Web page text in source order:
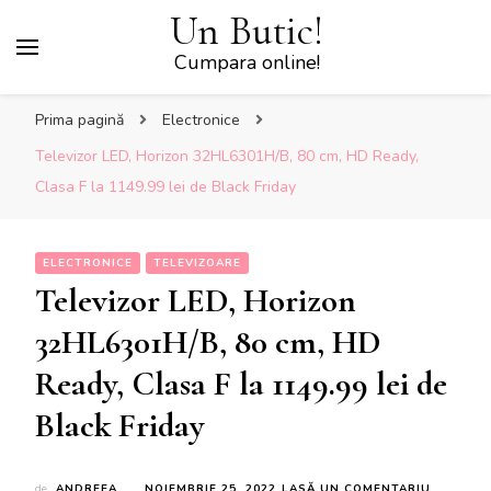
Un Butic!
Cumpara online!
Prima pagină
Electronice
Televizor LED, Horizon 32HL6301H/B, 80 cm, HD Ready,
Clasa F la 1149.99 lei de Black Friday
ELECTRONICE TELEVIZOARE
Televizor LED, Horizon
32HL6301H/B, 80 cm, HD
Ready, Clasa F la 1149.99 lei de
Black Friday